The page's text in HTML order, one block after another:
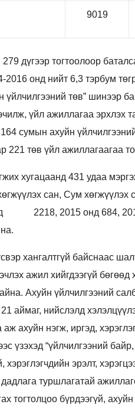
9019
дүгээр тогтоолоор
2016 онд нийт 6,3 тэрбум
үйлчилгээний төв” шинээр
үйл ажиллагаа эрхлэх
сумын ахуйн
221 төв үйл ажиллагаагаа
хугацаанд 431 удаа
сан, Сум
2218, 2015 онд 684,
хангалтгүй байснаас
ажил хийгдээгүй бөгөөд
Ахуйн үйлчилгээний
нийслэлд
ахуйн нэгж, иргэд,
үзэхэд “үйлчилгээний
эрэлт,
туршлагатай
тогтолцоо бүрдээгүй,